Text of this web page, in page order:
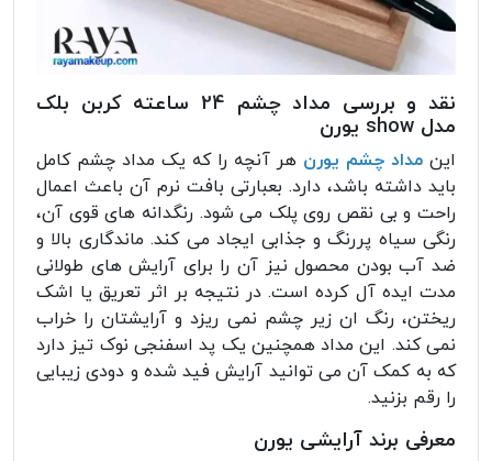
نقد و بررسی مداد چشم 24 ساعته کربن بلک
مدل show یورن
این مداد چشم یورن هر آنچه را که یک مداد چشم کامل
باید داشته باشد، دارد. بعبارتی بافت نرم آن باعث اعمال
راحت و بی نقص روی پلک می شود. رنگدانه های قوی آن،
رنگی سیاه پررنگ و جذابی ایجاد می کند. ماندگاری بالا و
ضد آب بودن محصول نیز آن را برای آرایش های طولانی
مدت ایده آل کرده است. در نتیجه بر اثر تعریق یا اشک
ریختن، رنگ ان زیر چشم نمی ریزد و آرایشتان را خراب
نمی کند. این مداد همچنین یک پد اسفنجی نوک تیز دارد
که به کمک آن می توانید آرایش فید شده و دودی زیبایی
را رقم بزنید.
معرفی برند آرایشی یورن